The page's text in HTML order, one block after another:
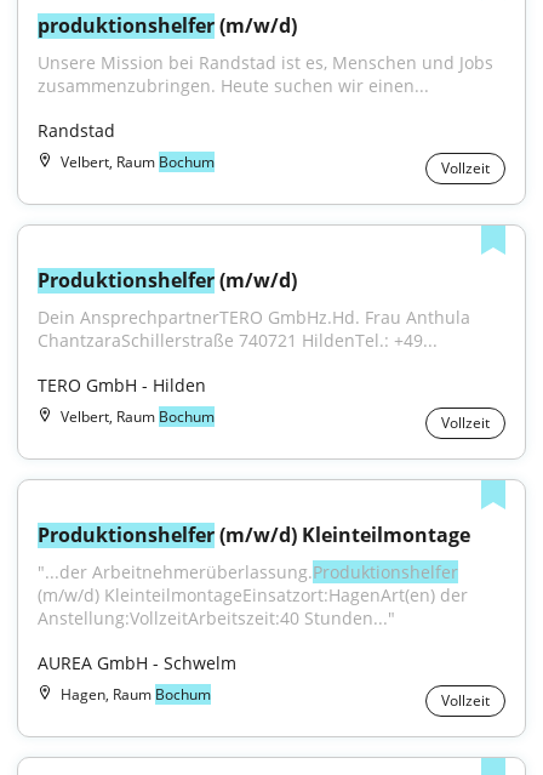
produktionshelfer (m/w/d)
Unsere Mission bei Randstad ist es, Menschen und Jobs
zusammenzubringen. Heute suchen wir einen...
Randstad
Velbert, Raum Bochum Vollzeit
Produktionshelfer (m/w/d)
Dein AnsprechpartnerTERO GmbHz.Hd. Frau Anthula
ChantzaraSchillerstraße 740721 HildenTel.: +49...
TERO GmbH - Hilden
Velbert, Raum Bochum Vollzeit
Produktionshelfer (m/w/d) Kleinteilmontage
"...der Arbeitnehmerüberlassung.Produktionshelfer
(m⁠/⁠w⁠/⁠d) KleinteilmontageEinsatzort:HagenArt(en) der
Anstellung:VollzeitArbeitszeit:40 Stunden..."
AUREA GmbH - Schwelm
Hagen, Raum Bochum Vollzeit